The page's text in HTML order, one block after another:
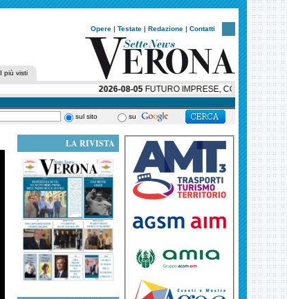
Opere | Testate | Redazione | Contatti
I più visti
2026-08-05FUTURO IMPRESE, CONFIMI:
sul sito su
LA RIVISTA